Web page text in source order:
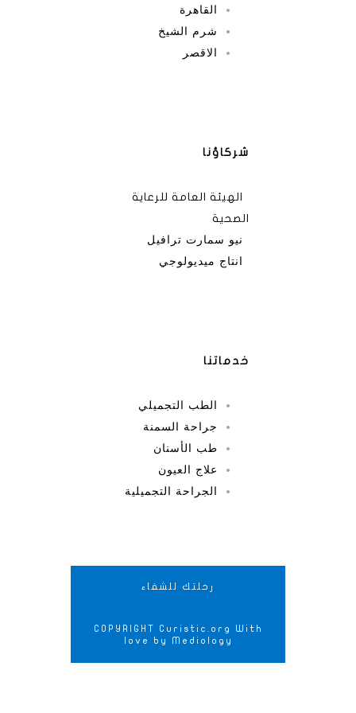
القاهرة
شرم الشيخ
الاقصر
شركاؤنا
الهيئة العامة للرعاية
الصحية
نيو سمارت ترافيل
انتاج ميديولوجي
خدماتنا
الطب التجميلي
جراحة السمنة
طب الأسنان
علاج العيون
الجراحة التجميلية
رحلتك للشفاء
COPYRIGHT Curistic.org With
love by Mediology